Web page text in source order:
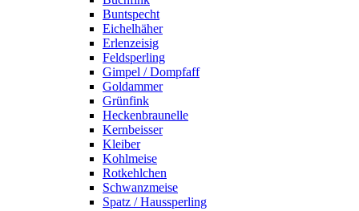
Buntspecht
Eichelhäher
Erlenzeisig
Feldsperling
Gimpel / Dompfaff
Goldammer
Grünfink
Heckenbraunelle
Kernbeisser
Kleiber
Kohlmeise
Rotkehlchen
Schwanzmeise
Spatz / Haussperling